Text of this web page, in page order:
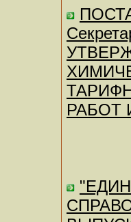
РАБОТ